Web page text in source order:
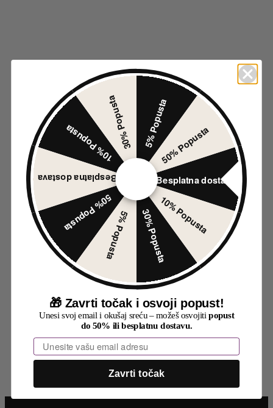
Ovaj proizvod ima više varijanti. Opcije mogu biti
izabrane na stranici proizvoda.
Dodaj u listu želja
Animal print patika sa platformom 8999 COW
1.995RSD – 3.990 RSDRaspon cena: od 1.995 RSD do
3.990 RSD
-50%
Odaberite opcije
Ovaj proizvod ima više varijanti. Opcije mogu biti
izabrane na stranici proizvoda.
Brzi pregled
Dodaj u listu želja
Patike sa visokim đonom, Patike Cipele LT33-87
Podaci o kompaniji
5% Popusta50% Popusta
Besplatna dostava
10% Popusta
30% Popusta
5% Popusta
50% Popusta
Besplatna dostava
10% Popusta30% Popusta
🎁 Zavrti točak i osvoji popust!
Unesi svoj email i okušaj sreću – možeš osvojitipopust
do 50% ili besplatnu dostavu.
Email
Zavrti točak